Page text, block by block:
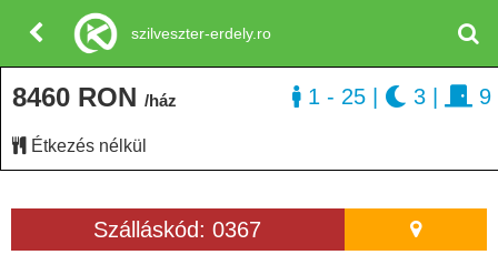
Szálláskód: 0367
8460 RON /ház
Étkezés nélkül
1 - 25 3 9
szilveszter-erdely.ro